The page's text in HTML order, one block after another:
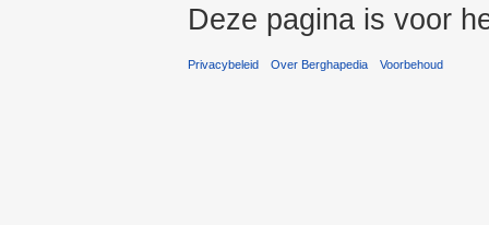
Deze pagina is voor
Privacybeleid Over Berghapedia Voorbehoud